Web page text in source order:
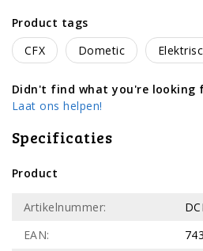
Product tags
CFX
Dometic
Didn't find what you're looking
Laat ons helpen!
Specificaties
Product
Artikelnummer:
EAN: